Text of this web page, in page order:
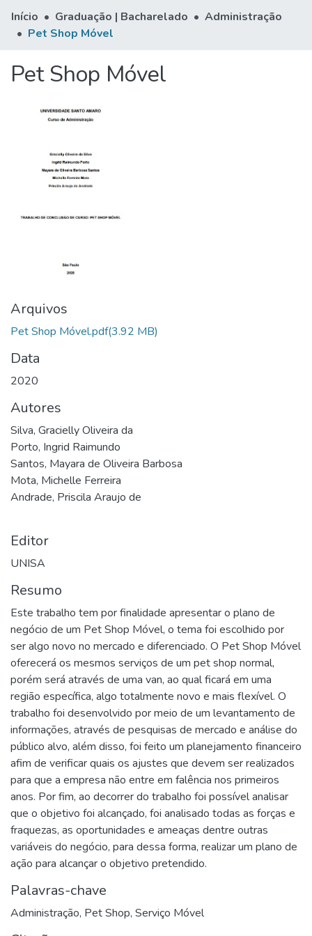
Início Graduação | Bacharelado
Administração
Pet Shop Móvel
Pet Shop Móvel
Arquivos
Pet Shop Móvel.pdf(3.92 MB)
Data
2020
Autores
Silva, Gracielly Oliveira da
Porto, Ingrid Raimundo
Santos, Mayara de Oliveira Barbosa
Mota, Michelle Ferreira
Andrade, Priscila Araujo de
Editor
UNISA
Resumo
Este trabalho tem por finalidade apresentar o plano de
negócio de um Pet Shop Móvel, o tema foi escolhido por
ser algo novo no mercado e diferenciado. O Pet Shop Móvel
oferecerá os mesmos serviços de um pet shop normal,
porém será através de uma van, ao qual ficará em uma
região específica, algo totalmente novo e mais flexível. O
trabalho foi desenvolvido por meio de um levantamento de
informações, através de pesquisas de mercado e análise do
público alvo, além disso, foi feito um planejamento financeiro
afim de verificar quais os ajustes que devem ser realizados
para que a empresa não entre em falência nos primeiros
anos. Por fim, ao decorrer do trabalho foi possível analisar
que o objetivo foi alcançado, foi analisado todas as forças e
fraquezas, as oportunidades e ameaças dentre outras
variáveis do negócio, para dessa forma, realizar um plano de
ação para alcançar o objetivo pretendido.
Palavras-chave
Administração, Pet Shop, Serviço Móvel